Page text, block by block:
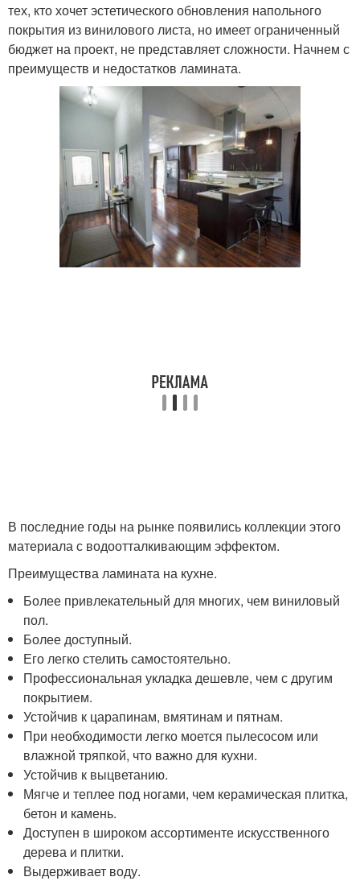
тех, кто хочет эстетического обновления напольного
покрытия из винилового листа, но имеет ограниченный
бюджет на проект, не представляет сложности. Начнем с
преимуществ и недостатков ламината.
В последние годы на рынке появились коллекции этого
материала с водоотталкивающим эффектом.
Преимущества ламината на кухне.
Более привлекательный для многих, чем виниловый
пол.
Более доступный.
Его легко стелить самостоятельно.
Профессиональная укладка дешевле, чем с другим
покрытием.
Устойчив к царапинам, вмятинам и пятнам.
При необходимости легко моется пылесосом или
влажной тряпкой, что важно для кухни.
Устойчив к выцветанию.
Мягче и теплее под ногами, чем керамическая плитка,
бетон и камень.
Доступен в широком ассортименте искусственного
дерева и плитки.
Выдерживает воду.